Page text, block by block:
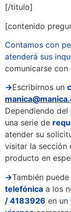
[/titulo]
[contenido
Contamos con
atenderá sus
comunicarse
→Escribirnos un
Dependiendo
una serie de
atender su
visitar la sección
producto en
→También
telefónica a los
/ 4183926 en un